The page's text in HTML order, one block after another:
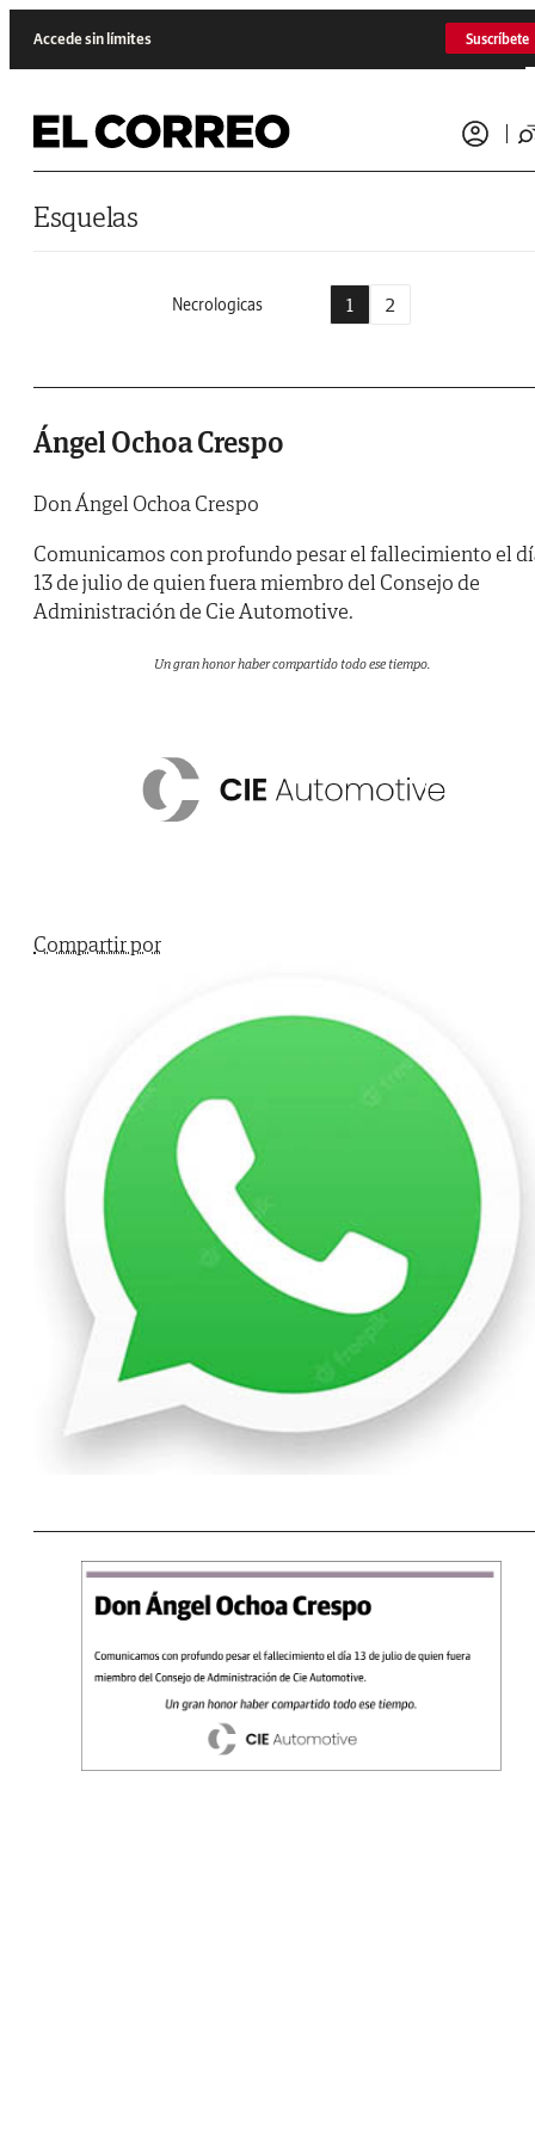
Accede sin límites Suscríbete
Esquelas
Necrologicas 1 2
Ángel Ochoa Crespo
Don Ángel Ochoa Crespo
Comunicamos con profundo pesar el fallecimiento el
13 de julio de quien fuera miembro del Consejo de
Administración de Cie Automotive.
Un gran honor haber compartido todo ese tiempo.
Compartir por